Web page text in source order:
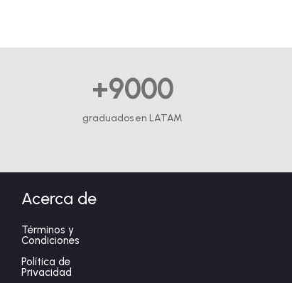
+9000
graduados en LATAM
Acerca de
Términos y
Condiciones
Política de
Privacidad